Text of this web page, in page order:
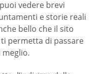
vedere brevi
e storie reali
bello che il sito
permetta di passare
meglio.